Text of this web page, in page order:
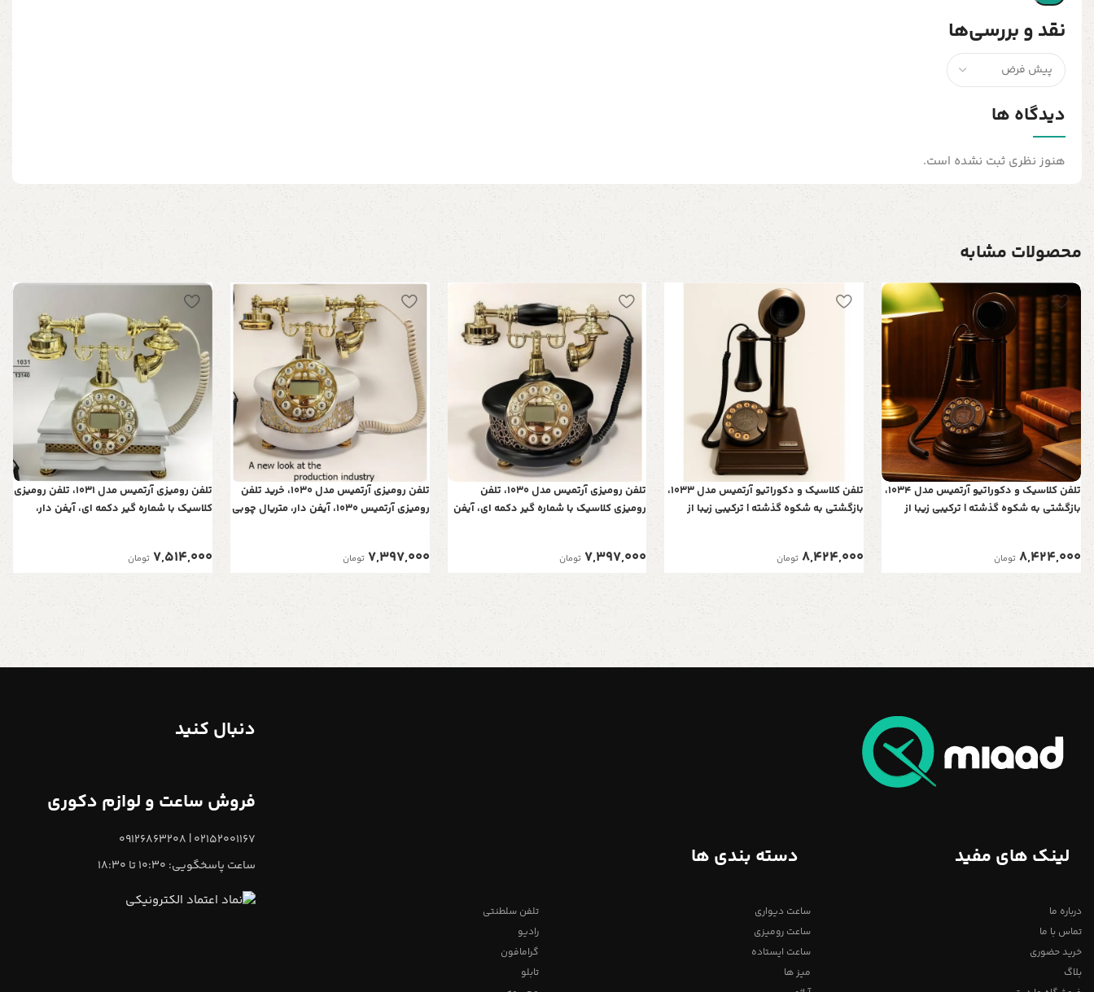
نقد و بررسی‌ها
دیدگاه ها
هنوز نظری ثبت نشده است.
محصولات مشابه
تلفن کلاسیک و دکوراتیو آرتمیس مدل 1034،
بازگشتی به شکوه گذشته | ترکیبی زیبا از
8,424,000 تومان
تلفن کلاسیک و دکوراتیو آرتمیس مدل 1033،
بازگشتی به شکوه گذشته | ترکیبی زیبا از
8,424,000 تومان
تلفن رومیزی آرتمیس مدل 1030، تلفن
رومیزی کلاسیک با شماره گیر دکمه ای، آیفن
7,397,000 تومان
تلفن رومیزی آرتمیس مدل 1030، خرید تلفن
رومیزی آرتمیس 1030، آیفن دار، متریال چوبی
7,397,000 تومان
تلفن رومیزی آرتمیس مدل 1031، تلفن رومیزی
کلاسیک با شماره گیر دکمه ای، آیفن دار،
7,514,000 تومان
لینک های مفید
درباره ما
تماس با ما
خرید حضوری
بلاگ
دسته بندی ها
ساعت دیواری
ساعت رومیزی
ساعت ایستاده
میز ها
تلفن سلطنتی
رادیو
گرامافون
تابلو
دنبال کنید
فروش ساعت و لوازم دکوری
02152001167 | 09126863208
ساعت پاسخگویی: 10:30 تا 18:30